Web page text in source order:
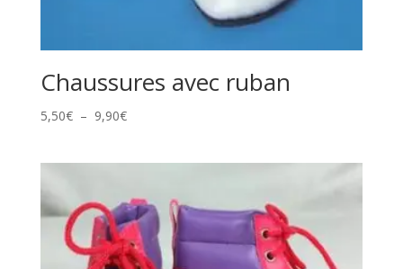
Chaussures avec ruban
5,50€ – 9,90€Plage
à
9,90€